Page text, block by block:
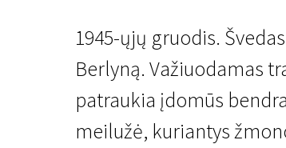
1945-ųjų gruodis.
Berlyną. Važiuodamas
patraukia įdomūs
meilužė, kuriantys